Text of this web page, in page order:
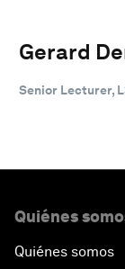
Gerard
Senior Lecturer,
Quiénes
Quiénes somos